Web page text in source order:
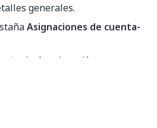
generales.
Asignaciones de cuenta-
de asignación: